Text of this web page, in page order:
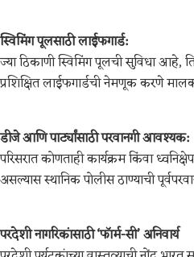
स्विमिंग पूलसाठी लाईफगार्ड:
ज्या ठिकाणी स्विमिंग पूलची सुविधा आहे,
प्रशिक्षित लाईफगार्डची नेमणूक करणे
डीजे आणि पार्ट्यांसाठी परवानगी आवश्यक:
परिसरात कोणताही कार्यक्रम किंवा
असल्यास स्थानिक पोलीस ठाण्याची
परदेशी नागरिकांसाठी ‘फॉर्म-सी’ अनिवार्य